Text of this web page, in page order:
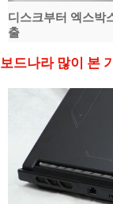
디스크부터 엑스박
출
보드나라 많이 본